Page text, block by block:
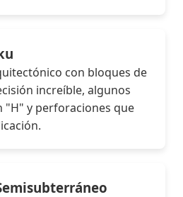
con bloques de
increíble, algunos
"H" y perforaciones que